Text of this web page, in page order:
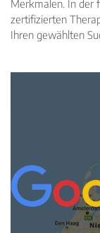
Merkmalen. In der
zertifizierten
Ihren gewählten